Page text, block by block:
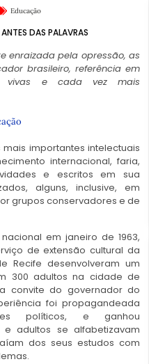
Educação
DAS PALAVRAS
enraizada pela opressão, as
brasileiro, referência em
vivas e cada vez mais
importantes intelectuais
internacional, faria,
e escritos em sua
alguns, inclusive, em
grupos conservadores e de
em janeiro de 1963,
de extensão cultural da
Recife desenvolveram um
300 adultos na cidade de
convite do governador do
foi propagandeada
políticos, e ganhou
adultos se alfabetizavam
dos seus estudos com